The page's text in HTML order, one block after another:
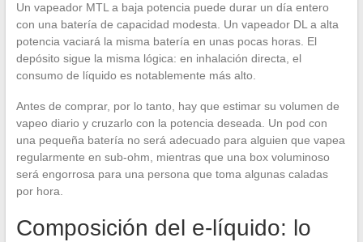
Un vapeador MTL a baja potencia puede durar un día entero
con una batería de capacidad modesta. Un vapeador DL a alta
potencia vaciará la misma batería en unas pocas horas. El
depósito sigue la misma lógica: en inhalación directa, el
consumo de líquido es notablemente más alto.
Antes de comprar, por lo tanto, hay que estimar su volumen de
vapeo diario y cruzarlo con la potencia deseada. Un pod con
una pequeña batería no será adecuado para alguien que vapea
regularmente en sub-ohm, mientras que una box voluminoso
será engorrosa para una persona que toma algunas caladas
por hora.
Composición del e-líquido: lo